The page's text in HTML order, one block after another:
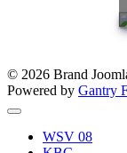
© 2026 Brand
Powered by Gantry
WSV 08